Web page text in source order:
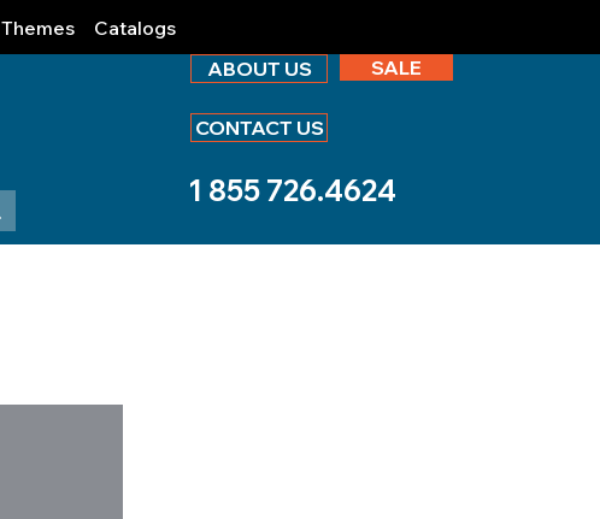
Themes Catalogs
ABOUT US SALE
CONTACT US
1 855 726.4624